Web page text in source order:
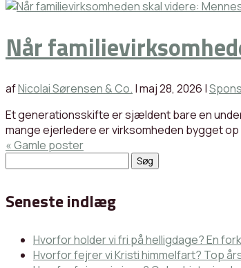
Når
afNicolai Sørensen & Co. |maj 28, 2026 |
Et generationsskifte er sjældent bare en
mange ejerledere er virksomheden bygget
« Gamle poster
efter:
Seneste indlæg
Hvorfor holder vi fri på helligdage? En
Hvorfor fejrer vi Kristi himmelfart? Top